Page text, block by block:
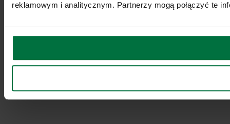
reklamowym i analitycznym. Partnerzy mogą połączyć te